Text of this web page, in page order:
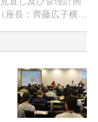
座長：齊藤広子横浜